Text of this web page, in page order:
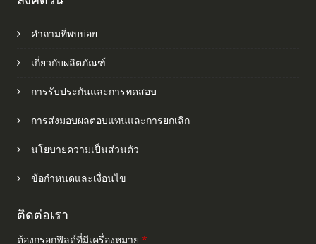
คำถามที่พบบ่อย
เกี่ยวกับผลิตภัณฑ์
การรับประกันและการทดสอบ
การส่งมอบผลตอบแทนและการยกเลิก
นโยบายความเป็นส่วนตัว
ข้อกำหนดและเงื่อนไข
ติดต่อเรา
ต้องกรอกฟิลด์ที่มีเครื่องหมาย *